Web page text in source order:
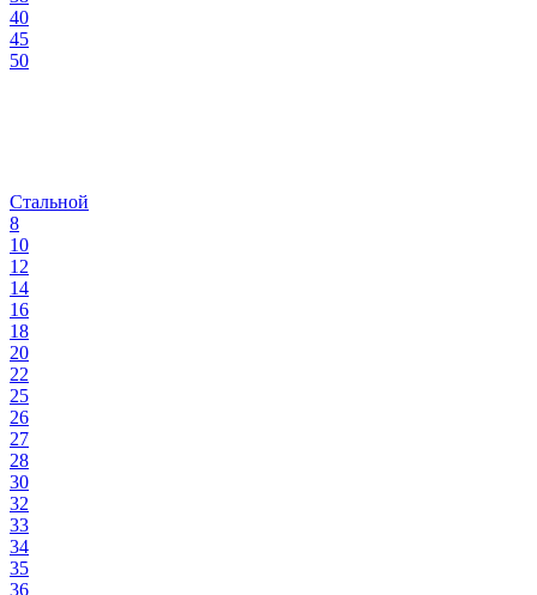
40
45
50
Стальной
8
10
12
14
16
18
20
22
25
26
27
28
30
32
33
34
35
36